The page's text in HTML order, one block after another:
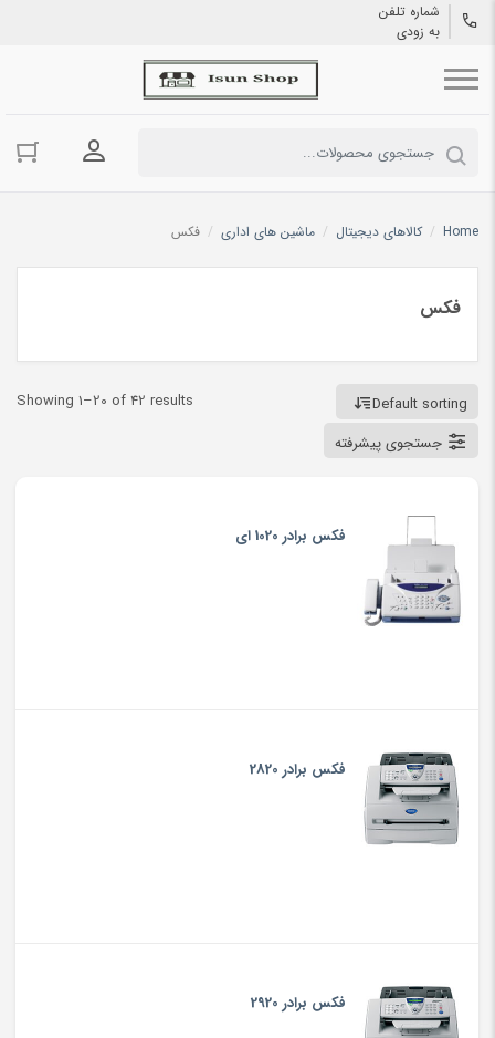
شماره تلفن
به زودی
ورود به
Home
/ کالاهای دیجیتال / ماشین های اداری / فکس
فکس
Showing 1–20 of 42 results
Default sorting
جستجوی پیشرفته
فکس برادر 1020 ای
فکس برادر 2820
فکس برادر 2920